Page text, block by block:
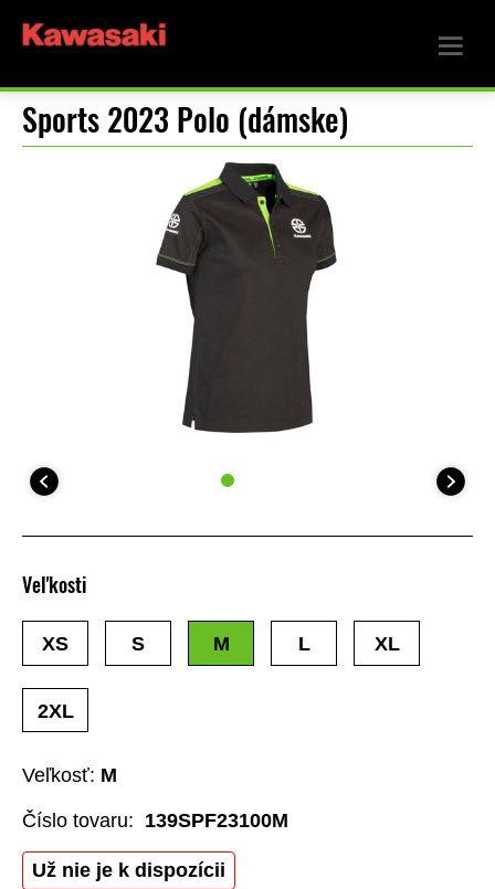
Sports 2023 Polo (dámske)
Veľkosť: M
Už nie je k dispozícii
Veľkosti
XS S M L XL
2XL
Číslo tovaru: 139SPF23100M